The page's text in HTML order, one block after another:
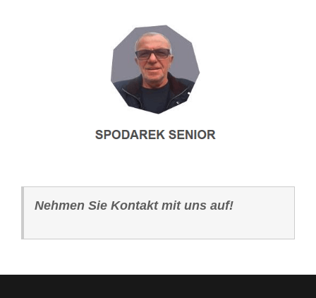
Nehmen Sie Kontakt mit uns auf!